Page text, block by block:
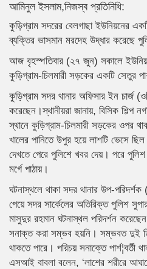
আমিনুল ইসলাম,নিজস্ব প্রতিনিধি:
কুড়িগ্রাম সদরের বেলগাছা ইউনিয়নের
ব্যক্তির ভাসমান মরদেহ উদ্ধার করেছে
আজ বৃহস্পতিবার (২৭ জুন) সকালে
কুড়িগ্রাম-চিলমারী সড়কের একটি সেতুর
কুড়িগ্রাম সদর থানার অফিসার ইন চার্জ
করেছেন।স্থানীয়রা জানায়, বিসিক শিল্প
স্থানে কুড়িগ্রাম-চিলমারী সড়কের ওপর
খালের পানিতে উপুর হয়ে লাশটি ভেসে
দেখতে পেরে পুলিশে খবর দেয়। পরে
মর্গে পাঠায়।
ঘটনাস্থলে থাকা সদর থানার উপ-
পেয়ে সদর সার্কেলের অতিরিক্ত পুলিশ
মাসুদুর রহমান ঘটনাস্থল পরিদর্শন
সনাক্ত করা সম্ভব হয়নি। সম্ভবত দুই
থাকতে পারে। পরিচয় সনাক্তে পার্শ¦বর্তী
এসআই বাবলা বলেন, ‘লাশের শরীরে